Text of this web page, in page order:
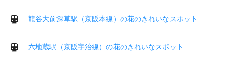
龍谷大前深草駅（京阪本線）の花のきれいなスポット
六地蔵駅（京阪宇治線）の花のきれいなスポット